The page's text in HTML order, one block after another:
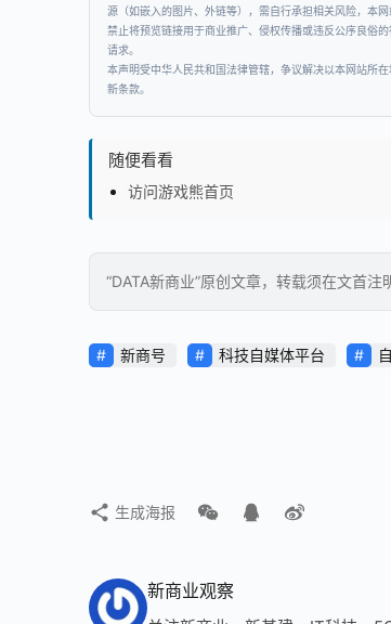
源（如嵌入的图片、外链等），需自行承担相关风险，本网
禁止将预览链接用于商业推广、侵权传播或违反公序良俗
请求。
本声明受中华人民共和国法律管辖，争议解决以本网站所
新条款。
随便看看
访问游戏熊首页
“DATA新商业”原创文章，转载须在文首注
新商号 科技自媒体平台
生成海报
新商业观察